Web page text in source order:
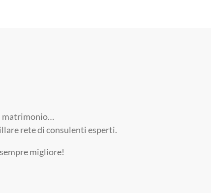
matrimonio…
rete di consulenti esperti.
migliore!